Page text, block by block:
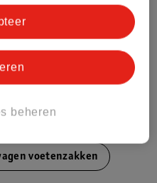
voetenzakken
beheren